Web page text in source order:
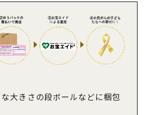
な大きさの段ボールなどに梱包